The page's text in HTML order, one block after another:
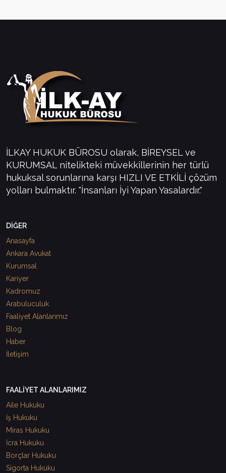
İLKAY HUKUK BÜROSU olarak, BİREYSEL ve
KURUMSAL nitelikteki müvekkillerinin her türlü
hukuksal sorunlarına karşı HIZLI VE ETKİLİ çözüm
yolları bulmaktır. "İnsanları İyi Yapan Yasalardır."
DİĞER
Anasayfa
Ankara Avukat
Kurumsal
Kariyer
Kadromuz
Arabuluculuk
Faaliyet Alanlarımız
Blog
Haber
İletişim
FAALİYET ALANLARIMIZ
Aile Hukuku
İş Hukuku
Miras Hukuku
İcra Hukuku
Borçlar Hukuku
Sigorta Hukuku